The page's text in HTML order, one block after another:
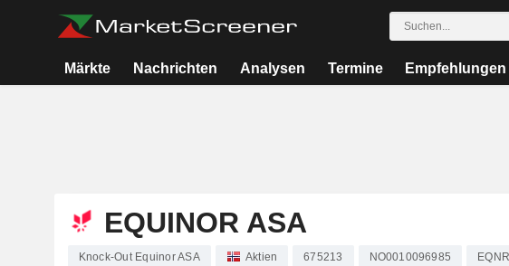
Märkte Nachrichten Analysen Termine Empfehlungen
EQUINOR ASA
Knock-Out Equinor ASA Aktien 675213 NO0010096985 EQNR